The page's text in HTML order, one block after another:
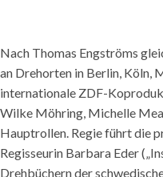
Nach Thomas Engströms
an Drehorten in Berlin, Köln,
internationale ZDF-
Wilke Möhring, Michelle
Hauptrollen. Regie führt die
Regisseurin Barbara Eder
Drehbüchern der